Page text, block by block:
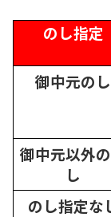
のし指定
御中元のし
御中元以外
し
のし指定な